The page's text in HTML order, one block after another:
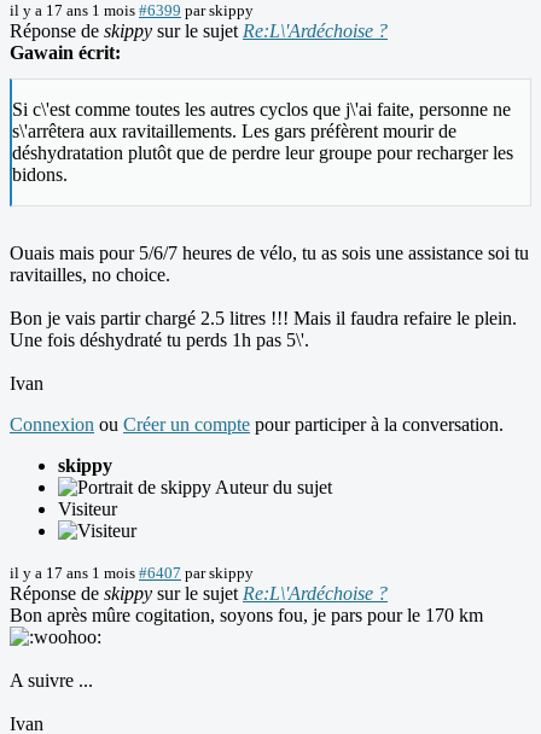
il y a 17 ans 1 mois #6399 parskippy
Réponse de skippy sur le sujet Re:L\'Ardéchoise ?
Gawain écrit:
Si c\'est comme toutes les autres cyclos que j\'ai faite, personne ne
s\'arrêtera aux ravitaillements. Les gars préfèrent mourir de
déshydratation plutôt que de perdre leur groupe pour recharger les
bidons.
Ouais mais pour 5/6/7 heures de vélo, tu as sois une assistance soi tu
ravitailles, no choice.
Bon je vais partir chargé 2.5 litres !!! Mais il faudra refaire le plein.
Une fois déshydraté tu perds 1h pas 5\'.
Ivan
Connexion ou Créer un compte pour participer à la conversation.
skippy
Auteur du sujet
Visiteur
il y a 17 ans 1 mois #6407 parskippy
Réponse de skippy sur le sujet Re:L\'Ardéchoise ?
Bon après mûre cogitation, soyons fou, je pars pour le 170 km
A suivre ...
Ivan